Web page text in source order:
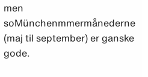
men
soMünchenmmermånederne
(maj til september) er ganske
gode.